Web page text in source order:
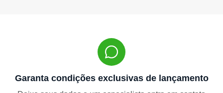
Garanta condições exclusivas de lançamento